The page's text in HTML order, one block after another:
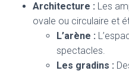
Architecture : Les
ovale ou circulaire et
L’arène :
spectacles.
Les gradins :